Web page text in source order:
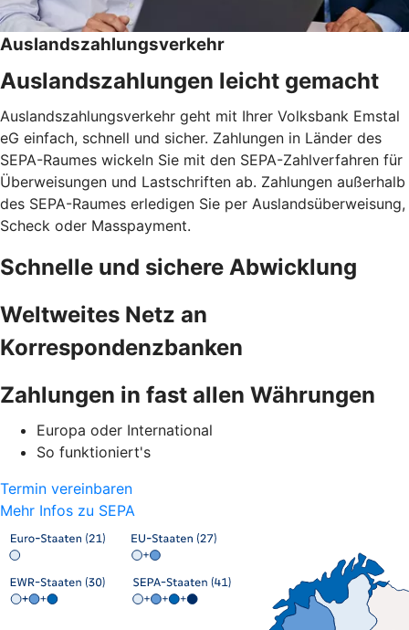
Auslandszahlungsverkehr
Auslandszahlungen leicht gemacht
Auslandszahlungsverkehr geht mit Ihrer Volksbank Emstal
eG einfach, schnell und sicher. Zahlungen in Länder des
SEPA-Raumes wickeln Sie mit den SEPA-Zahlverfahren für
Überweisungen und Lastschriften ab. Zahlungen außerhalb
des SEPA-Raumes erledigen Sie per Auslandsüberweisung,
Scheck oder Masspayment.
Schnelle und sichere Abwicklung
Weltweites Netz an
Korrespondenzbanken
Zahlungen in fast allen Währungen
Europa oder International
So funktioniert's
Termin vereinbaren
Mehr Infos zu SEPA